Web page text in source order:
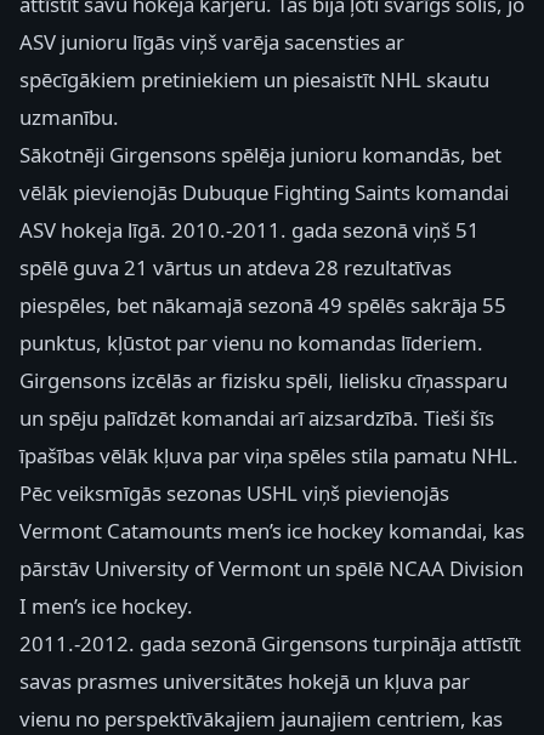
ASV junioru līgās viņš varēja sacensties ar
spēcīgākiem pretiniekiem un piesaistīt NHL skautu
uzmanību.
Sākotnēji Girgensons spēlēja junioru komandās, bet
vēlāk pievienojās Dubuque Fighting Saints komandai
ASV hokeja līgā. 2010.-2011. gada sezonā viņš 51
spēlē guva 21 vārtus un atdeva 28 rezultatīvas
piespēles, bet nākamajā sezonā 49 spēlēs sakrāja 55
punktus, kļūstot par vienu no komandas līderiem.
Girgensons izcēlās ar fizisku spēli, lielisku cīņassparu
un spēju palīdzēt komandai arī aizsardzībā. Tieši šīs
īpašības vēlāk kļuva par viņa spēles stila pamatu NHL.
Pēc veiksmīgās sezonas USHL viņš pievienojās
Vermont Catamounts men’s ice hockey komandai, kas
pārstāv University of Vermont un spēlē NCAA Division
I men’s ice hockey.
2011.-2012. gada sezonā Girgensons turpināja attīstīt
savas prasmes universitātes hokejā un kļuva par
vienu no perspektīvākajiem jaunajiem centriem, kas